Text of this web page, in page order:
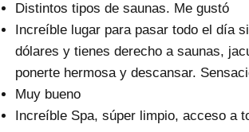
Distintos tipos de saunas. Me gustó
Increíble lugar para pasar todo el día
dólares y tienes derecho a saunas,
ponerte hermosa y descansar.
Muy bueno
Increíble Spa, súper limpio, acceso a